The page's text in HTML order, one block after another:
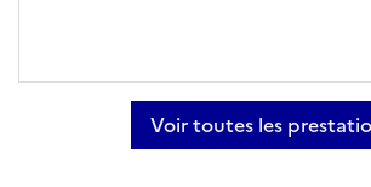
Voir toutes les